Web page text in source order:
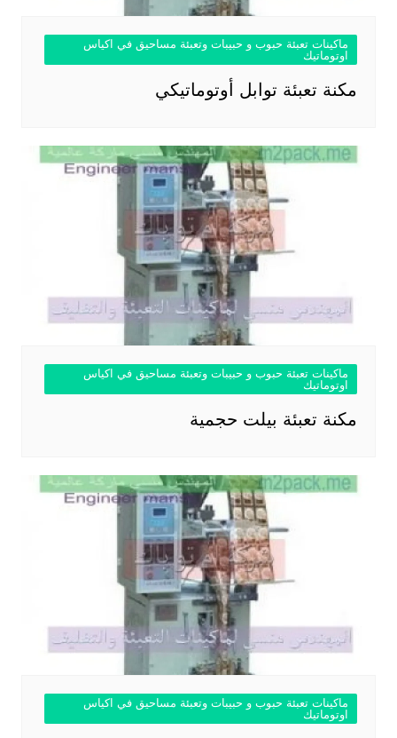
ماكينات تعبئة حبوب و حبيبات وتعبئة مساحيق في اكياس
اوتوماتيك
مكنة تعبئة توابل أوتوماتيكي
ماكينات تعبئة حبوب و حبيبات وتعبئة مساحيق في اكياس
اوتوماتيك
مكنة تعبئة بيلت حجمية
ماكينات تعبئة حبوب و حبيبات وتعبئة مساحيق في اكياس
اوتوماتيك